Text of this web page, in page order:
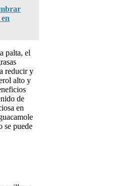
palta, el
reducir y
alto y
de
en
se puede